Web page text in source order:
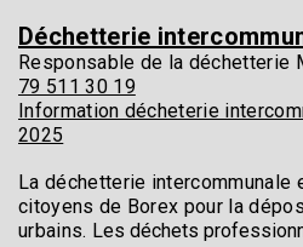
Déchetterie
Responsable de la déchetterie
79 511 30 19
Information décheterie
2025
La déchetterie
citoyens de Borex pour la
urbains. Les déchets